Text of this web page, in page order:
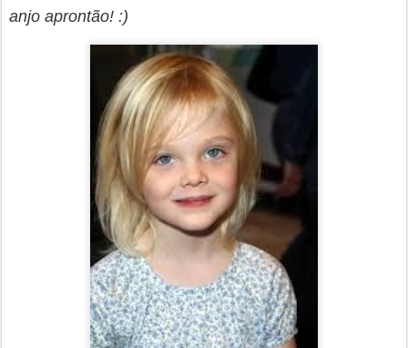
anjo aprontão! :)